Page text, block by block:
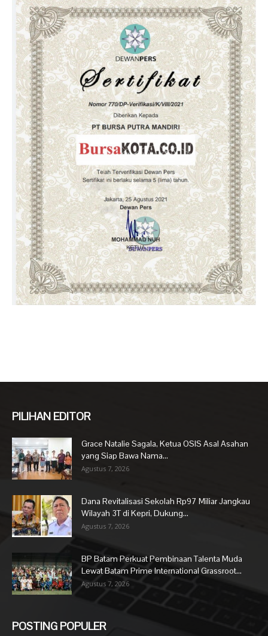
PILIHAN EDITOR
Grace Natalie Sagala, Ketua OSIS Asal Asahan
yang Siap Bawa Nama...
Agustus 7, 2026
Dana Revitalisasi Sekolah Rp97 Miliar Jangkau
Wilayah 3T di Kepri, Dukung...
Agustus 7, 2026
BP Batam Perkuat Pembinaan Talenta Muda
Lewat Batam Prime International Grassroot...
Agustus 7, 2026
POSTING POPULER